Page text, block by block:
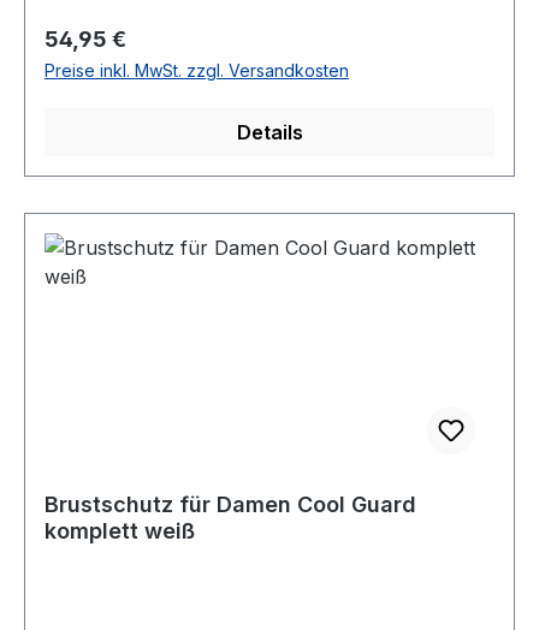
Regulärer Preis:
54,95 €
Preise inkl. MwSt. zzgl. Versandkosten
Details
Brustschutz für Damen Cool Guard
komplett weiß